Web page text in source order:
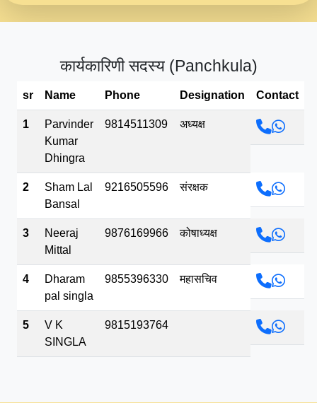
सपरहट भजन 2021 - तर अखय ह जद भर बहर ज म
सपरहट शयम भजन - जय जय शयम जय जय शयम
भव.mp3
कार्यकारिणी सदस्य (Panchkula)
sr Name Phone Designation Contact
1
Parvinder
Kumar
Dhingra
9814511309 अध्यक्ष
2
Sham Lal
Bansal
9216505596 संरक्षक
3
Neeraj
Mittal
9876169966 कोषाध्यक्ष
4
Dharam
pal singla
9855396330 महासचिव
5
V K
SINGLA
9815193764